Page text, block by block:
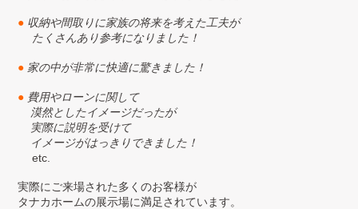
● 収納や間取りに家族の将来を考えた工夫が
たくさんあり参考になりました！
● 家の中が非常に快適に驚きました！
● 費用やローンに関して
漠然としたイメージだったが
実際に説明を受けて
イメージがはっきりできました！
etc.
実際にご来場された多くのお客様が
タナカホームの展示場に満足されています。